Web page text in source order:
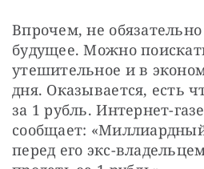
Впрочем, не
будущее. Можно
утешительное и в
дня. Оказывается, есть
за 1 рубль. Интернет-
сообщает:
перед его экс-